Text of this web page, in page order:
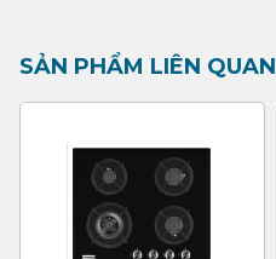
SẢN PHẨM LIÊN QUAN